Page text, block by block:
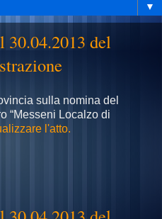
▼
30.04.2013 del
sulla nomina del
“Messeni Localzo di
l'atto.